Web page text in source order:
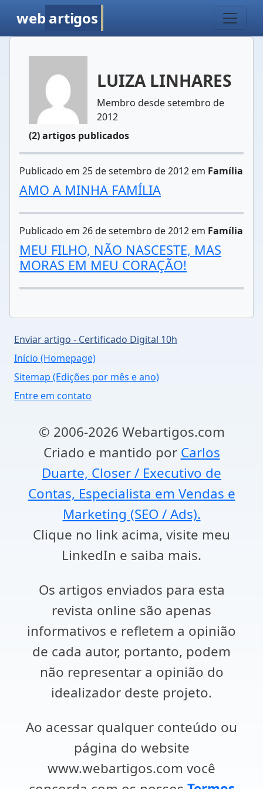
web artigos
LUIZA LINHARES
Membro desde setembro de
2012
(2) artigos publicados
Publicado em 25 de setembro de 2012 em Família
AMO A MINHA FAMÍLIA
Publicado em 26 de setembro de 2012 em Família
MEU FILHO, NÃO NASCESTE, MAS
MORAS EM MEU CORAÇÃO!
Enviar artigo - Certificado Digital 10h
Início (Homepage)
Sitemap (Edições por mês e ano)
Entre em contato
© 2006-2026 Webartigos.com
Criado e mantido por Carlos
Duarte, Closer / Executivo de
Contas, Especialista em Vendas e
Marketing (SEO / Ads).
Clique no link acima, visite meu
LinkedIn e saiba mais.
Os artigos enviados para esta
revista online são apenas
informativos e refletem a opinião
de cada autor, portanto, podem
não representar a opinião do
idealizador deste projeto.
Ao acessar qualquer conteúdo ou
página do website
www.webartigos.com você